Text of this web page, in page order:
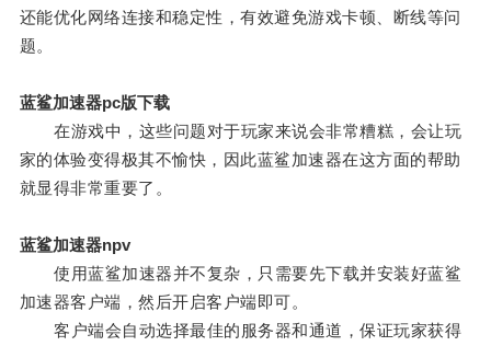
还能优化网络连接和稳定性，有效避免游戏卡顿、断线等问
题。
蓝鲨加速器pc版下载
在游戏中，这些问题对于玩家来说会非常糟糕，会让玩
家的体验变得极其不愉快，因此蓝鲨加速器在这方面的帮助
就显得非常重要了。
蓝鲨加速器npv
使用蓝鲨加速器并不复杂，只需要先下载并安装好蓝鲨
加速器客户端，然后开启客户端即可。
客户端会自动选择最佳的服务器和通道，保证玩家获得